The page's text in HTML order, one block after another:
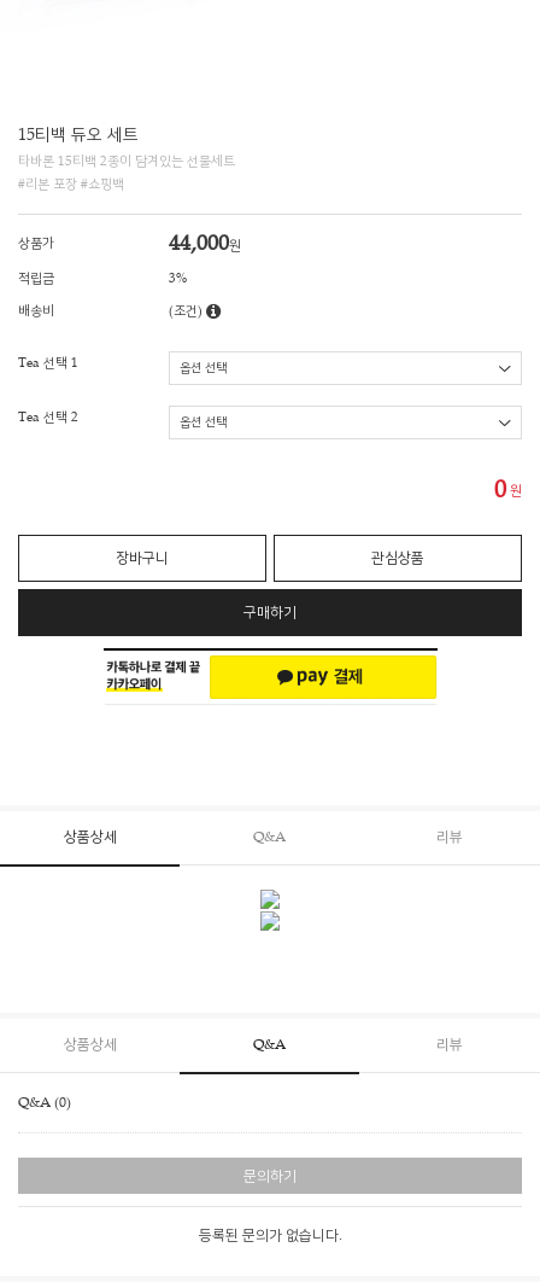
15티백 듀오 세트
타바론 15티백 2종이 담겨있는 선물세트
#리본 포장 #쇼핑백
상품가 44,000원
적립금 3%
배송비 (조건)
Tea 선택 1
Tea 선택 2
0 원
장바구니 관심상품
구매하기
상품상세 Q&A 리뷰
상품상세 Q&A 리뷰
Q&A (0)
문의하기
등록된 문의가 없습니다.